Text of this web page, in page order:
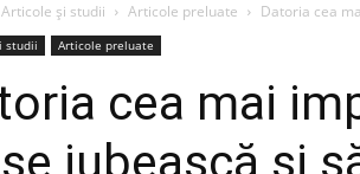
Articole şi studii Articole preluate Datoria cea
studii Articole preluate
cea mai
iubească şi